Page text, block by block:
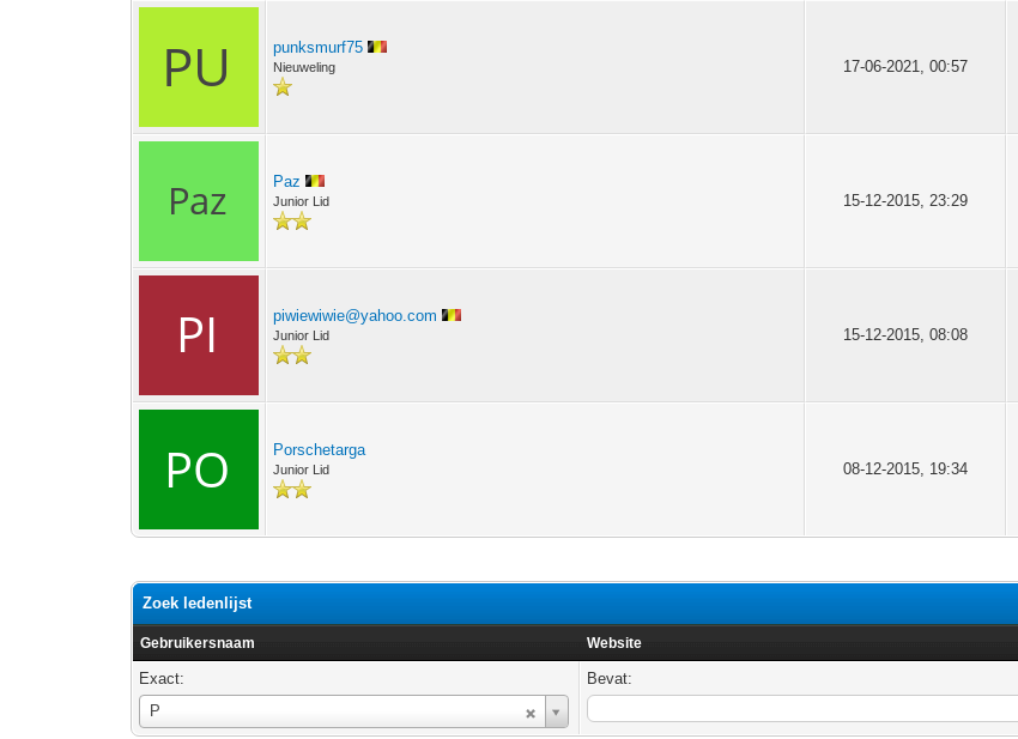
punksmurf75
Nieuweling 17-06-2021, 00:57
Paz
Junior Lid 15-12-2015, 23:29
piwiewiwie@yahoo.com
Junior Lid 15-12-2015, 08:08
Porschetarga
Junior Lid 08-12-2015, 19:34
Zoek ledenlijst
Gebruikersnaam Website
Exact:
P
Gebruikersnaam
Bevat: